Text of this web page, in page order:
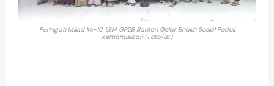
Peringati Milad ke-10, LSM GP2B Banten Gelar Bhakti Sosial Peduli
Kemanusiaan.(Foto/Ist)